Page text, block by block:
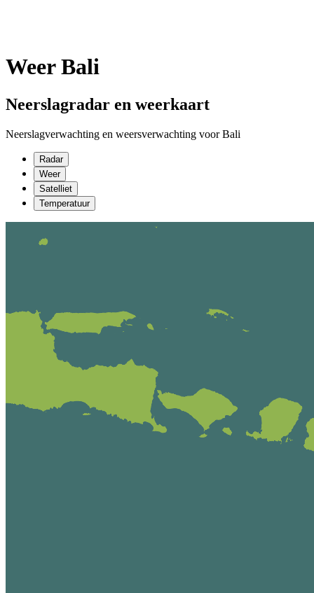
Weer Bali
Neerslagradar en weerkaart
Neerslagverwachting en weersverwachting voor Bali
Radar
Weer
Satelliet
Temperatuur